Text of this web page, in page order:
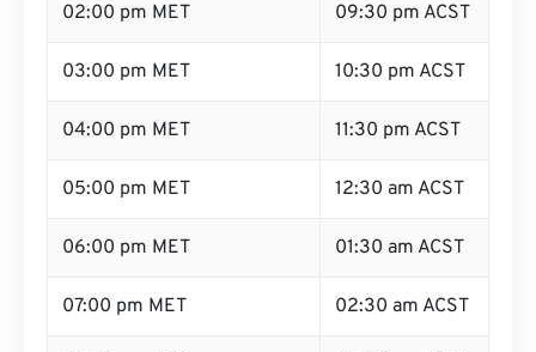
02:00 pm MET 09:30 pm ACST
03:00 pm MET 10:30 pm ACST
04:00 pm MET 11:30 pm ACST
05:00 pm MET 12:30 am ACST
06:00 pm MET 01:30 am ACST
07:00 pm MET 02:30 am ACST